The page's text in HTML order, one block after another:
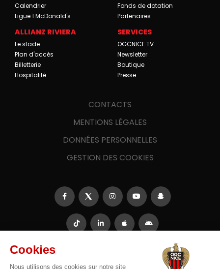
Calendrier
Ligue 1 McDonald's
Fonds de dotation
Partenaires
ALLIANZ RIVIERA
Le stade
Plan d'accès
Billetterie
Hospitalité
SERVICES
OGCNICE.TV
Newsletter
Boutique
Presse
CONTACTS
MENTIONS LÉGALES
DONNÉES PERSONNELLES
GESTION DES COOKIES